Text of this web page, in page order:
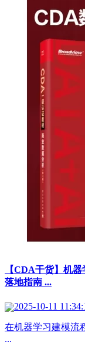
【CDA干货】机
落地指南 ...
2025-10-11
在机器学习建模流
...